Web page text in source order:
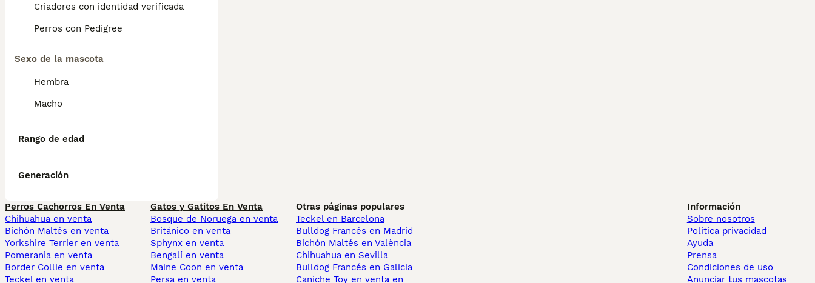
Criadores con identidad verificada
Perros con Pedigree
Sexo de la mascota
Hembra
Macho
Rango de edad
Generación
Perros Cachorros En Venta
Chihuahua en venta
Bichón Maltés en venta
Yorkshire Terrier en venta
Pomerania en venta
Border Collie en venta
Teckel en venta
Gatos y Gatitos En Venta
Bosque de Noruega en venta
Británico en venta
Sphynx en venta
Bengalí en venta
Maine Coon en venta
Persa en venta
Otras páginas populares
Teckel en Barcelona
Bulldog Francés en Madrid
Bichón Maltés en València
Chihuahua en Sevilla
Bulldog Francés en Galicia
Caniche Toy en venta en
Información
Sobre nosotros
Politica privacidad
Ayuda
Prensa
Condiciones de uso
Anunciar tus mascotas